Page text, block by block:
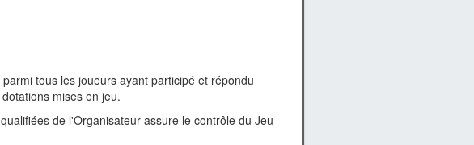
tous les joueurs ayant participé et répondu
mises en jeu.
de l'Organisateur assure le contrôle du Jeu